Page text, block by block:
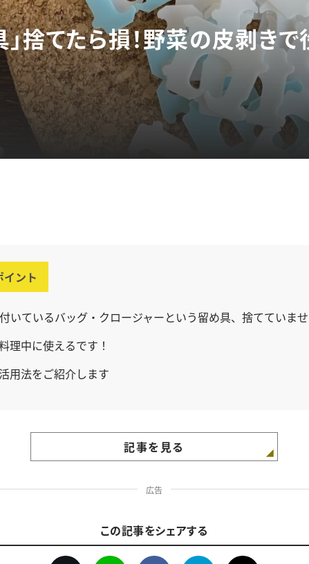
」捨てたら損！野菜の皮剥き
ント
いているバッグ・クロージャーという留め具、捨てていま
理中に使えるです！
用法をご紹介します
記事を見る
広告
この記事をシェアする